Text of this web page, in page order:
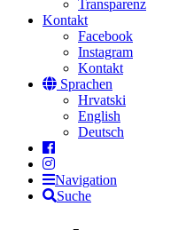
Transparenz
Kontakt
Facebook
Instagram
Kontakt
Sprachen
Hrvatski
English
Deutsch
Navigation
Suche